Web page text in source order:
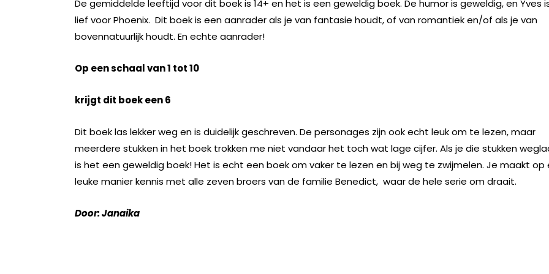
De gemiddelde leeftijd voor dit boek is 14+ en het is een geweldig boek. De humor is geweldig, en Yves
lief voor Phoenix. Dit boek is een aanrader als je van fantasie houdt, of van romantiek en/of als je van
bovennatuurlijk houdt. En echte aanrader!
Op een schaal van 1 tot 10
krijgt dit boek een 6
Dit boek las lekker weg en is duidelijk geschreven. De personages zijn ook echt leuk om te lezen, maar
meerdere stukken in het boek trokken me niet vandaar het toch wat lage cijfer. Als je die stukken
is het een geweldig boek! Het is echt een boek om vaker te lezen en bij weg te zwijmelen. Je maakt op
leuke manier kennis met alle zeven broers van de familie Benedict, waar de hele serie om draait.
Door: Janaika